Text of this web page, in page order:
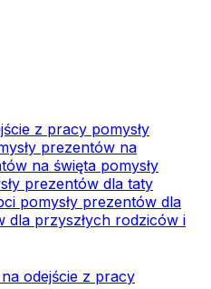
z pracy pomysły
prezentów na
na święta pomysły
prezentów dla taty
pomysły prezentów dla
dla przyszłych rodziców i
odejście z pracy